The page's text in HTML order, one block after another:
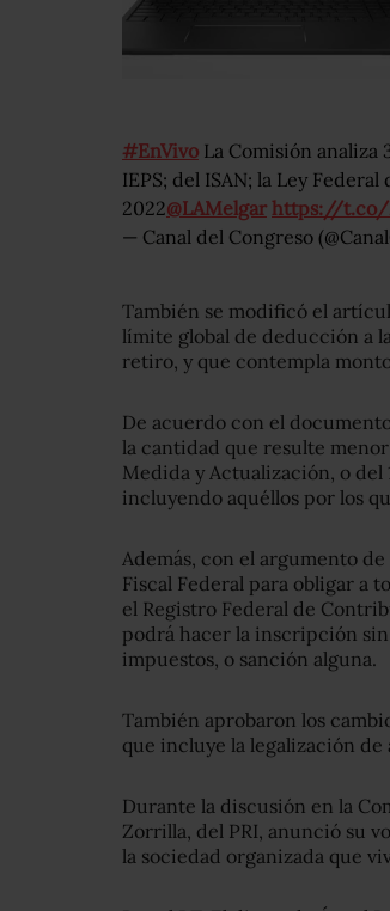
#EnVivo La Comisión analiza
IEPS; del ISAN; la Ley
2022@LAMelgar https://t.co/
— Canal del Congreso
También se modificó el
límite global de deducción a
retiro, y que contempla
De acuerdo con el
la cantidad que resulte
Medida y Actualización, o
incluyendo aquéllos por los
Además, con el argumento
Fiscal Federal para obligar a
el Registro Federal de
podrá hacer la inscripción
impuestos, o sanción alguna.
También aprobaron los
que incluye la legalización
Durante la discusión en la
Zorrilla, del PRI, anunció su
la sociedad organizada que